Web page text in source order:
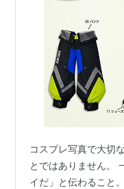
コスプレ写真で大切
とではありません。
イだ」と伝わること